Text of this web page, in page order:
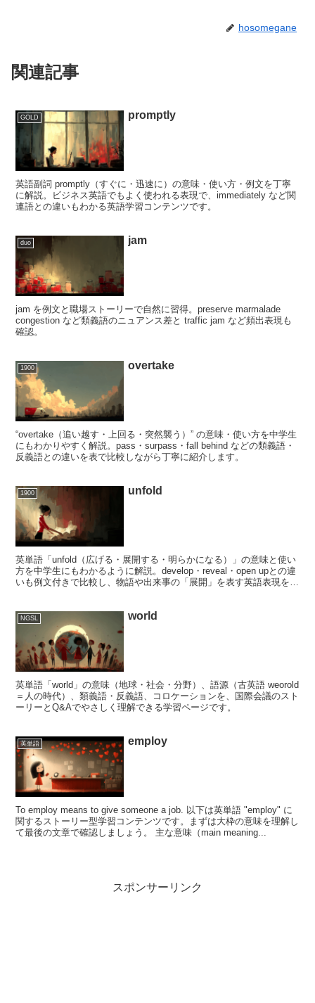
hosomegane
関連記事
GOLD promptly
英語副詞 promptly（すぐに・迅速に）の意味・使い方・例文を丁寧
に解説。ビジネス英語でもよく使われる表現で、immediately など関
連語との違いもわかる英語学習コンテンツです。
duo jam
jam を例文と職場ストーリーで自然に習得。preserve marmalade
congestion など類義語のニュアンス差と traffic jam など頻出表現も
確認。
1900 overtake
“overtake（追い越す・上回る・突然襲う）” の意味・使い方を中学生
にもわかりやすく解説。pass・surpass・fall behind などの類義語・
反義語との違いを表で比較しながら丁寧に紹介します。
1900 unfold
英単語「unfold（広げる・展開する・明らかになる）」の意味と使い
方を中学生にもわかるように解説。develop・reveal・open upとの違
いも例文付きで比較し、物語や出来事の「展開」を表す英語表現を正
NGSL world
英単語「world」の意味（地球・社会・分野）、語源（古英語 weorold
＝人の時代）、類義語・反義語、コロケーションを、国際会議のスト
ーリーとQ&Aでやさしく理解できる学習ページです。
英単語 employ
To employ means to give someone a job. 以下は英単語 "employ" に
関するストーリー型学習コンテンツです。まずは大枠の意味を理解し
て最後の文章で確認しましょう。 主な意味（main meaning...
スポンサーリンク